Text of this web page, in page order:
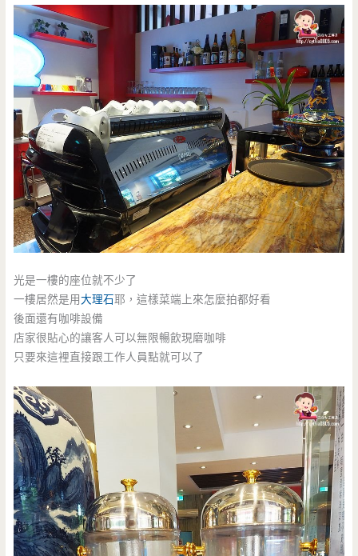
光是一樓的座位就不少了
一樓居然是用大理石耶，這樣菜端上來怎麼拍都好看
後面還有咖啡設備
店家很貼心的讓客人可以無限暢飲現磨咖啡
只要來這裡直接跟工作人員點就可以了